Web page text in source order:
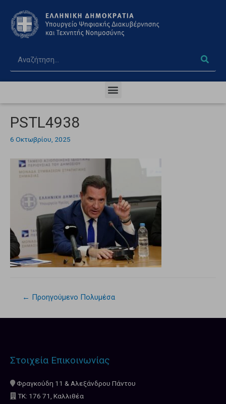
PSTL4938
6 Οκτωβρίου, 2025
← Προηγούμενο Πολυμέσα
Στοιχεία Επικοινωνίας
Φραγκούδη 11 & Αλεξάνδρου Πάντου
ΤΚ: 176 71, Καλλιθέα